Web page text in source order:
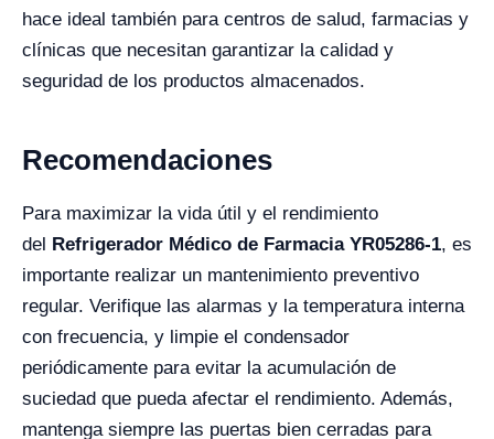
hace ideal también para centros de salud, farmacias y
clínicas que necesitan garantizar la calidad y
seguridad de los productos almacenados.
Recomendaciones
Para maximizar la vida útil y el rendimiento
del Refrigerador Médico de Farmacia YR05286-1, es
importante realizar un mantenimiento preventivo
regular. Verifique las alarmas y la temperatura interna
con frecuencia, y limpie el condensador
periódicamente para evitar la acumulación de
suciedad que pueda afectar el rendimiento. Además,
mantenga siempre las puertas bien cerradas para